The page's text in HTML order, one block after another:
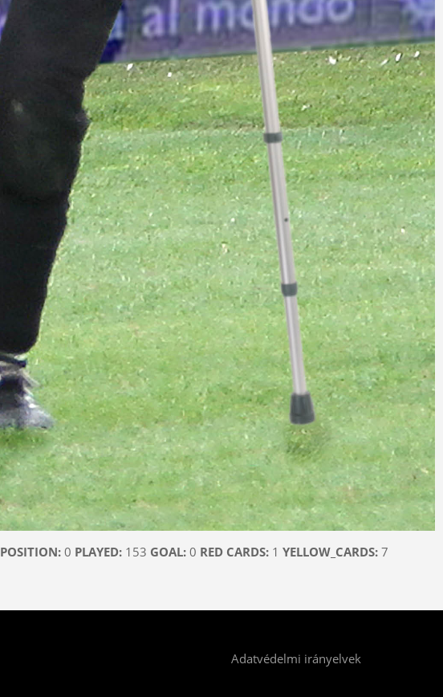
POSITION: 0 PLAYED: 153 GOAL: 0 RED CARDS: 1 YELLOW_CARDS: 7
Adatvédelmi irányelvek